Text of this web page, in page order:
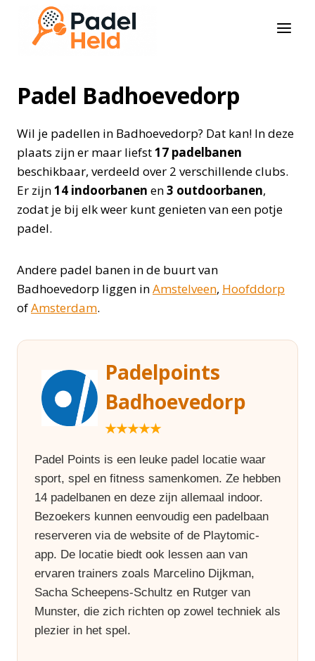
Doorgaan
inhoud
Padel Badhoevedorp
Wil je padellen in Badhoevedorp? Dat kan! In deze
plaats zijn er maar liefst17 padelbanen
beschikbaar, verdeeld over 2 verschillende clubs.
Er zijn14 indoorbanen en3 outdoorbanen,
zodat je bij elk weer kunt genieten van een potje
padel.
Andere padel banen in de buurt van
Badhoevedorp liggen inAmstelveen, Hoofddorp
ofAmsterdam.
Padelpoints
Badhoevedorp
★★★★★
Padel Points is een leuke padel locatie waar
sport, spel en fitness samenkomen. Ze hebben
14 padelbanen en deze zijn allemaal indoor.
Bezoekers kunnen eenvoudig een padelbaan
reserveren via de website of de Playtomic-
app. De locatie biedt ook lessen aan van
ervaren trainers zoals Marcelino Dijkman,
Sacha Scheepens-Schultz en Rutger van
Munster, die zich richten op zowel techniek als
plezier in het spel.